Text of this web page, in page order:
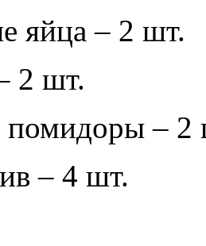
яйца – 2 шт.
2 шт.
помидоры – 2
– 4 шт.